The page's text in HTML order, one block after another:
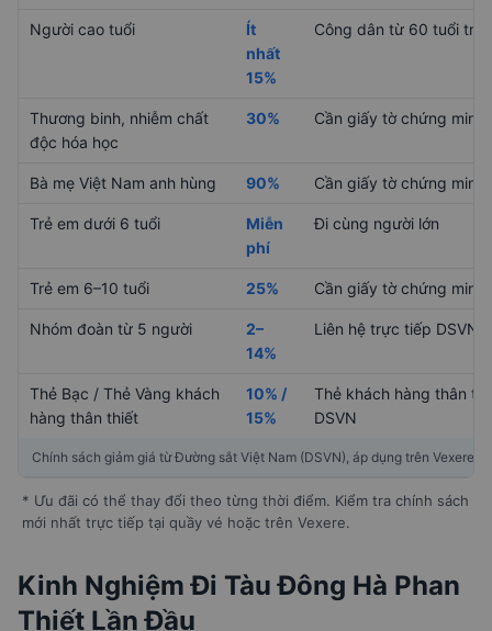
Chính sách giảm giá từ Đường sắt Việt Nam (DSVN), áp dụng trên Vexere
Người cao tuổi
Ít
nhất
15%
Công dân từ 60 tuổi trở
Thương binh, nhiễm chất
độc hóa học
30% Cần giấy tờ chứng minh
Bà mẹ Việt Nam anh hùng 90% Cần giấy tờ chứng minh
Trẻ em dưới 6 tuổi
Miễn
phí
Đi cùng người lớn
Trẻ em 6–10 tuổi 25% Cần giấy tờ chứng minh
Nhóm đoàn từ 5 người
2–
14%
Liên hệ trực tiếp DSVN
Thẻ Bạc / Thẻ Vàng khách
hàng thân thiết
10% /
15%
Thẻ khách hàng thân
DSVN
* Ưu đãi có thể thay đổi theo từng thời điểm. Kiểm tra chính sách
mới nhất trực tiếp tại quầy vé hoặc trên Vexere.
Kinh Nghiệm Đi Tàu Đông Hà Phan
Thiết Lần Đầu